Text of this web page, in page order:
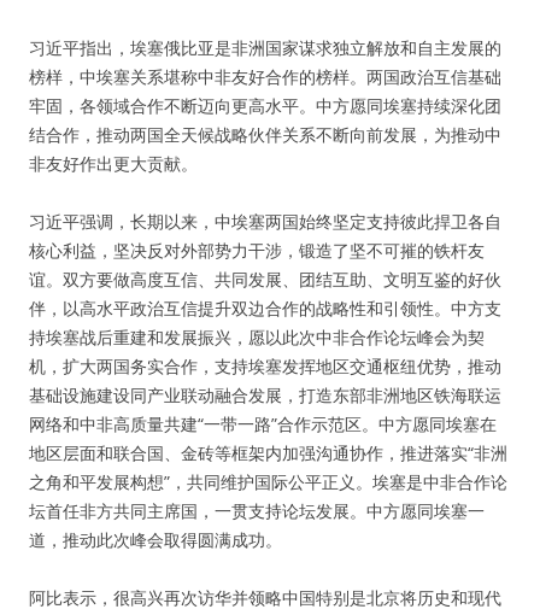
习近平指出，埃塞俄比亚是非洲国家谋求独立解放和自主发展的
榜样，中埃塞关系堪称中非友好合作的榜样。两国政治互信基础
牢固，各领域合作不断迈向更高水平。中方愿同埃塞持续深化团
结合作，推动两国全天候战略伙伴关系不断向前发展，为推动中
非友好作出更大贡献。
习近平强调，长期以来，中埃塞两国始终坚定支持彼此捍卫各自
核心利益，坚决反对外部势力干涉，锻造了坚不可摧的铁杆友
谊。双方要做高度互信、共同发展、团结互助、文明互鉴的好伙
伴，以高水平政治互信提升双边合作的战略性和引领性。中方支
持埃塞战后重建和发展振兴，愿以此次中非合作论坛峰会为契
机，扩大两国务实合作，支持埃塞发挥地区交通枢纽优势，推动
基础设施建设同产业联动融合发展，打造东部非洲地区铁海联运
网络和中非高质量共建“一带一路”合作示范区。中方愿同埃塞在
地区层面和联合国、金砖等框架内加强沟通协作，推进落实“非洲
之角和平发展构想”，共同维护国际公平正义。埃塞是中非合作论
坛首任非方共同主席国，一贯支持论坛发展。中方愿同埃塞一
道，推动此次峰会取得圆满成功。
阿比表示，很高兴再次访华并领略中国特别是北京将历史和现代